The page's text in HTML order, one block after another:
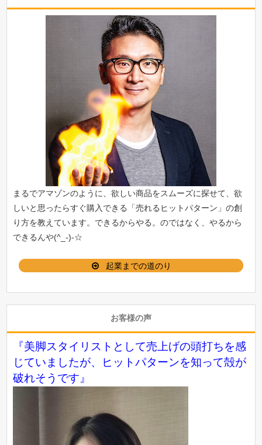
まるでアマゾンのように、欲しい商品をスムーズに探せて、欲
しいと思ったらすぐ購入できる「売れるヒットパターン 」の創
り方を教えています。できるからやる。のではなく、やるから
できるんや(^_-)-☆
起業までの道のり
お客様の声
『美脚スタイリストとして売上げの頭打ちを感
じていましたが、ヒットパターンを知って殻が
破れそうです』